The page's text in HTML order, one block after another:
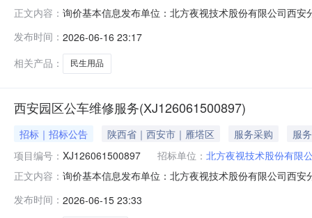
正文内容： 询价基本信息发布单位：北方夜视技术股份有限公司西
发布时间： 2026-06-16 23:17
相关产品：
民生用品
西安园区公车维修服务(XJ126061500897)
招标｜招标公告 陕西省｜西安市｜雁塔区 服务采购
服务
项目编号： XJ126061500897 招标单位： 北方夜视技术股份有限
正文内容： 询价基本信息发布单位：北方夜视技术股份有限公司西
发布时间： 2026-06-15 23:33